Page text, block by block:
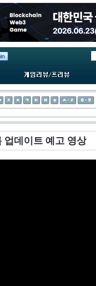
업데이트 예고 영상